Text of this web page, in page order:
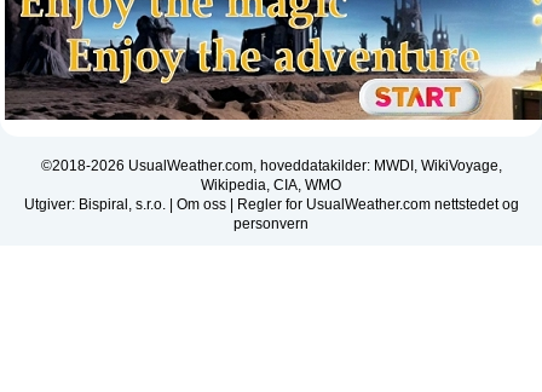
©2018-2026 UsualWeather.com, hoveddatakilder: MWDI, WikiVoyage,
Wikipedia, CIA, WMO
Utgiver: Bispiral, s.r.o. | Om oss| Regler for UsualWeather.com nettstedet og
personvern